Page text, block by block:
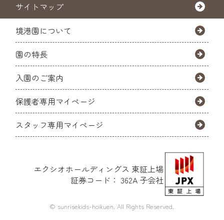
サイトマップ
境港園について
園の特長
入園のご案内
保護者専用マイページ
スタッフ専用マイページ
エクシオホールディングス 東証上場
証券コード： 362A 子会社
© sunrisekids-hoikuen. All Rights Reserved.